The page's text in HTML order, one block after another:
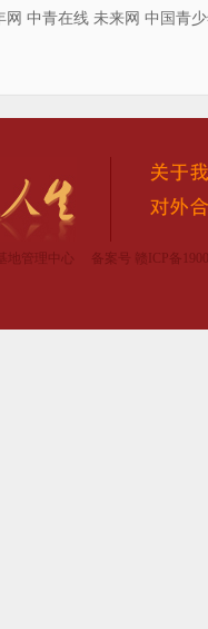
网 中青在线 未来网 中国青
地管理中心 备案号 赣ICP备